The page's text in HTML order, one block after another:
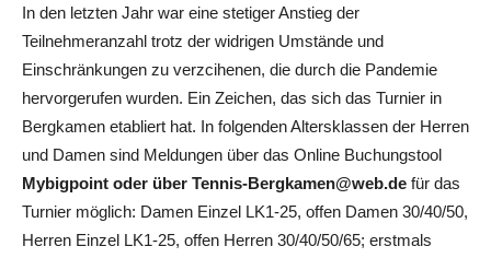
In den letzten Jahr war eine stetiger Anstieg der
Teilnehmeranzahl trotz der widrigen Umstände und
Einschränkungen zu verzcihenen, die durch die Pandemie
hervorgerufen wurden. Ein Zeichen, das sich das Turnier in
Bergkamen etabliert hat. In folgenden Altersklassen der Herren
und Damen sind Meldungen über das Online Buchungstool
Mybigpoint oder über Tennis-Bergkamen@web.de für das
Turnier möglich: Damen Einzel LK1-25, offen Damen 30/40/50,
Herren Einzel LK1-25, offen Herren 30/40/50/65; erstmals